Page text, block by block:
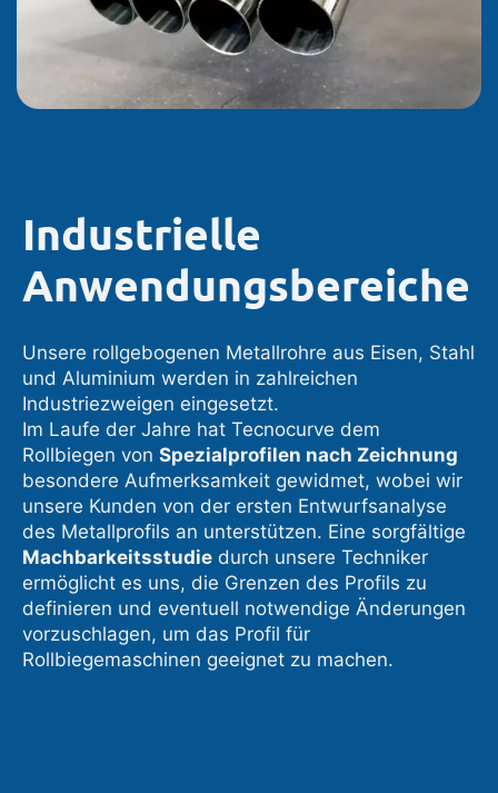
Industrielle
Anwendungsbereiche
Unsere rollgebogenen Metallrohre aus Eisen, Stahl
und Aluminium werden in zahlreichen
Industriezweigen eingesetzt.
Im Laufe der Jahre hat Tecnocurve dem
Rollbiegen von Spezialprofilen nach Zeichnung
besondere Aufmerksamkeit gewidmet, wobei wir
unsere Kunden von der ersten Entwurfsanalyse
des Metallprofils an unterstützen. Eine sorgfältige
Machbarkeitsstudie durch unsere Techniker
ermöglicht es uns, die Grenzen des Profils zu
definieren und eventuell notwendige Änderungen
vorzuschlagen, um das Profil für
Rollbiegemaschinen geeignet zu machen.